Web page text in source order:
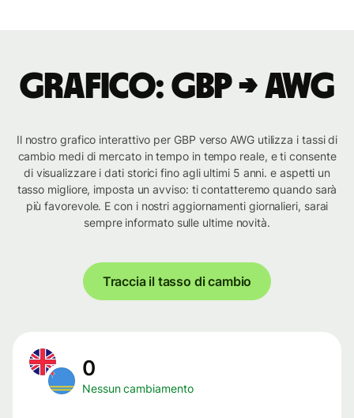
Grafico: GBP → AWG
Il nostro grafico interattivo per GBP verso AWG utilizza i tassi di
cambio medi di mercato in tempo in tempo reale, e ti consente
di visualizzare i dati storici fino agli ultimi 5 anni. e aspetti un
tasso migliore, imposta un avviso: ti contatteremo quando sarà
più favorevole. E con i nostri aggiornamenti giornalieri, sarai
sempre informato sulle ultime novità.
Traccia il tasso di cambio
0
Nessun cambiamento